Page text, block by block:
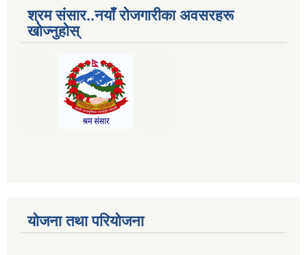
श्रम संसार..नयाँ रोजगारीका अवसरहरू
खोज्नुहोस्
योजना तथा परियोजना